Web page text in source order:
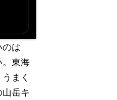
は
東海
まく
岳キ